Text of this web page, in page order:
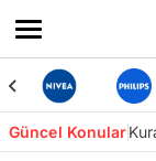
Güncel Konular